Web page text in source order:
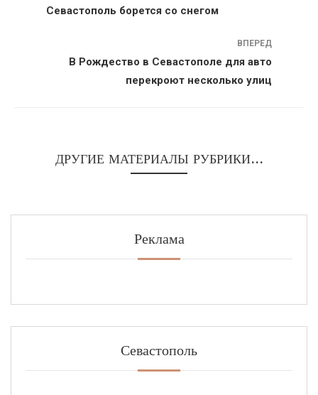
Севастополь борется со снегом
ВПЕРЕД
В Рождество в Севастополе для авто
перекроют несколько улиц
ДРУГИЕ МАТЕРИАЛЫ РУБРИКИ...
Реклама
Севастополь